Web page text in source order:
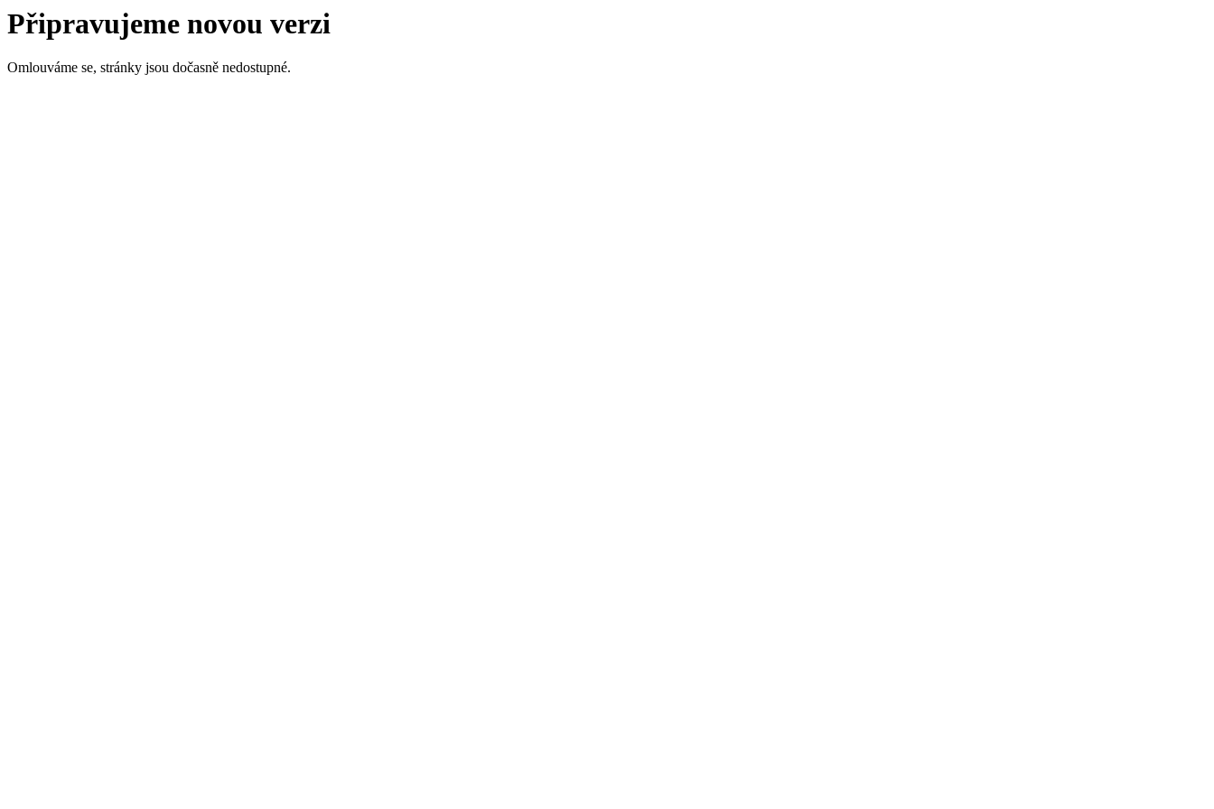
Připravujeme novou verzi
Omlouváme se, stránky jsou dočasně nedostupné.